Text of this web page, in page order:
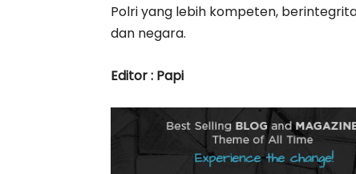
Polri yang lebih kompeten,
dan negara.
Editor : Papi